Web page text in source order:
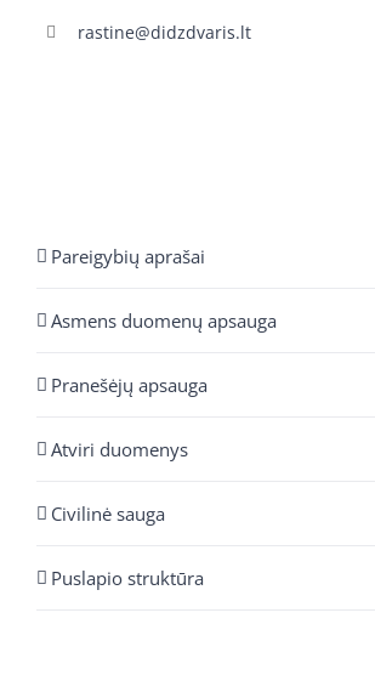
rastine@didzdvaris.lt
Pareigybių aprašai
Asmens duomenų apsauga
Pranešėjų apsauga
Atviri duomenys
Civilinė sauga
Puslapio struktūra